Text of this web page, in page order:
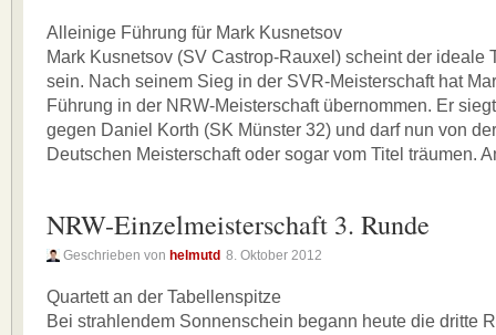
Alleinige Führung für Mark Kusnetsov
Mark Kusnetsov (SV Castrop-Rauxel) scheint der ideale
sein. Nach seinem Sieg in der SVR-Meisterschaft hat
Führung in der NRW-Meisterschaft übernommen. Er
gegen Daniel Korth (SK Münster 32) und darf nun von
Deutschen Meisterschaft oder sogar vom Titel träumen.
NRW-Einzelmeisterschaft 3. Runde
Geschrieben von helmutd 8. Oktober 2012
Quartett an der Tabellenspitze
Bei strahlendem Sonnenschein begann heute die dritte